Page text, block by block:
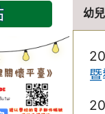
幼